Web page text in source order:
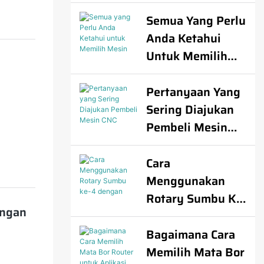
Utama & Cara
Memilih Produsen
Yang Andal
Semua Yang Perlu
Anda Ketahui
Untuk Memilih
Mesin Yang Tepat
Untuk Bisnis
Anda
Pertanyaan Yang
Sering Diajukan
Pembeli Mesin
CNC Router
Cara
Menggunakan
Rotary Sumbu Ke-
4 Dengan Router
CNC 3 Sumbu
Anda: Panduan
Bagaimana Cara
Memilih Mata Bor